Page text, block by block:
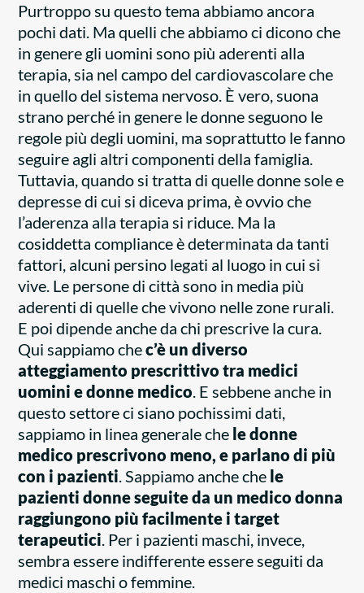
Purtroppo su questo tema abbiamo ancora
pochi dati. Ma quelli che abbiamo ci dicono che
in genere gli uomini sono più aderenti alla
terapia, sia nel campo del cardiovascolare che
in quello del sistema nervoso. È vero, suona
strano perché in genere le donne seguono le
regole più degli uomini, ma soprattutto le fanno
seguire agli altri componenti della famiglia.
Tuttavia, quando si tratta di quelle donne sole e
depresse di cui si diceva prima, è ovvio che
l’aderenza alla terapia si riduce. Ma la
cosiddetta compliance è determinata da tanti
fattori, alcuni persino legati al luogo in cui si
vive. Le persone di città sono in media più
aderenti di quelle che vivono nelle zone rurali.
E poi dipende anche da chi prescrive la cura.
Qui sappiamo chec’è un diverso
atteggiamento prescrittivo tra medici
uomini e donne medico. E sebbene anche in
questo settore ci siano pochissimi dati,
sappiamo in linea generale che le donne
medico prescrivono meno, e parlano di più
con i pazienti. Sappiamo anche che le
pazienti donne seguite da un medico donna
raggiungono più facilmente i target
terapeutici. Per i pazienti maschi, invece,
sembra essere indifferente essere seguiti da
medici maschi o femmine.